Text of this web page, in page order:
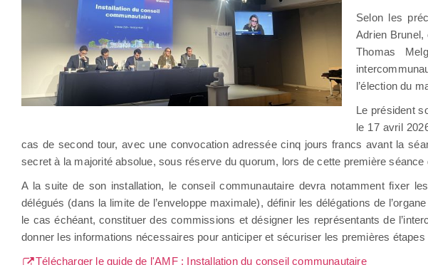
Selon les
Adrien
Thomas
l’élection du
Le président
le 17 avril
cas de second tour, avec une convocation adressée cinq jours francs avant la
secret à la majorité absolue, sous réserve du quorum, lors de cette première séance
A la suite de son installation, le conseil communautaire devra notamment fixer
délégués (dans la limite de l’enveloppe maximale), définir les délégations de
le cas échéant, constituer des commissions et désigner les représentants de
donner les informations nécessaires pour anticiper et sécuriser les premières
Télécharger le guide de l'AMF : Installation du conseil communautaire